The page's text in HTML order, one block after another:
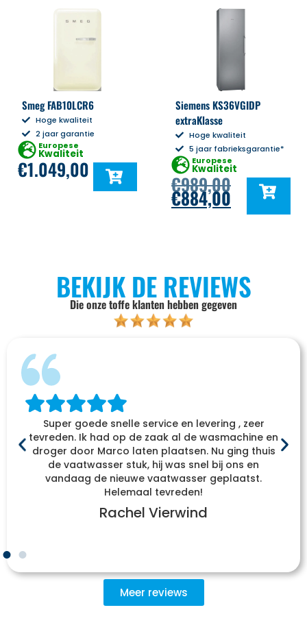
Smeg FAB10LCR6
Hoge kwaliteit
2 jaar garantie
Europese
Kwaliteit
€1.049,00
Siemens KS36VGIDP
extraKlasse
Hoge kwaliteit
5 jaar fabrieksgarantie*
Europese
Kwaliteit
€989,00
€884,00
BEKIJK DE REVIEWS
Die onze toffe klanten hebben gegeven
Super goede snelle service en levering , zeer
tevreden. Ik had op de zaak al de wasmachine en
droger door Marco laten plaatsen. Nu ging thuis
de vaatwasser stuk, hij was snel bij ons en
vandaag de nieuwe vaatwasser geplaatst.
Helemaal tevreden!
Rachel Vierwind
Meer reviews